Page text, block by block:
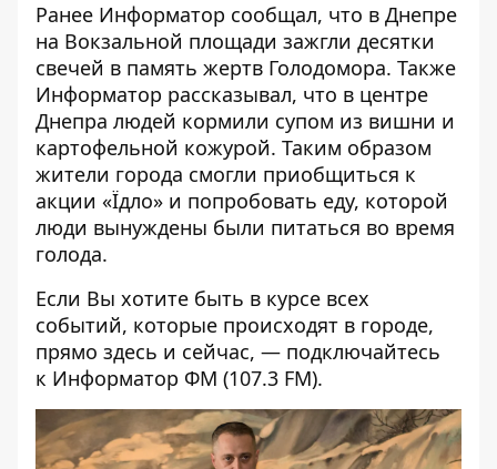
Ранее Информатор сообщал, что в Днепре
на Вокзальной площади зажгли десятки
свечей в память жертв Голодомора. Также
Информатор рассказывал, что в центре
Днепра людей кормили супом из вишни и
картофельной кожурой. Таким образом
жители города смогли приобщиться к
акции «Їдло» и попробовать еду, которой
люди вынуждены были питаться во время
голода.
Если Вы хотите быть в курсе всех
событий, которые происходят в городе,
прямо здесь и сейчас, — подключайтесь
к Информатор ФМ (107.3 FM).